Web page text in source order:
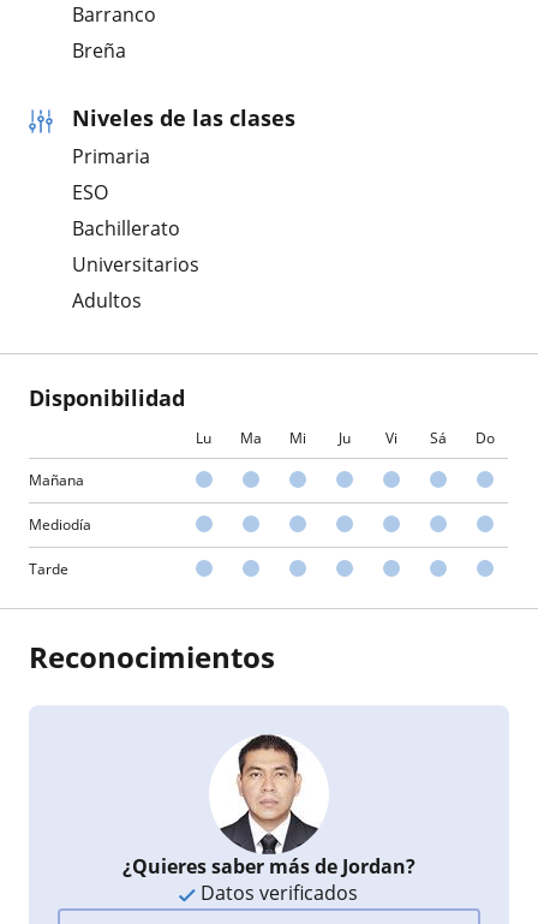
Barranco
Breña
Niveles de las clases
Primaria
ESO
Bachillerato
Universitarios
Adultos
Disponibilidad
Lu Ma Mi Ju Vi Sá Do
Mañana
Mediodía
Tarde
Reconocimientos
¿Quieres saber más de Jordan?
Datos verificados